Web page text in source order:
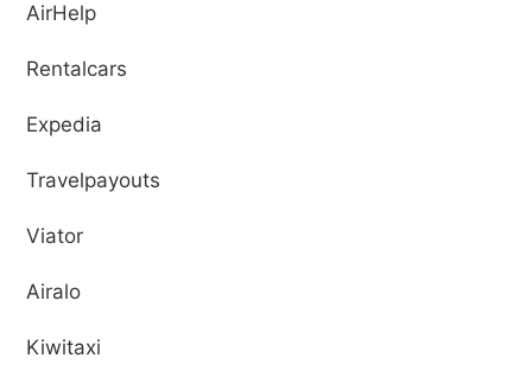
AirHelp
Rentalcars
Expedia
Travelpayouts
Viator
Airalo
Kiwitaxi